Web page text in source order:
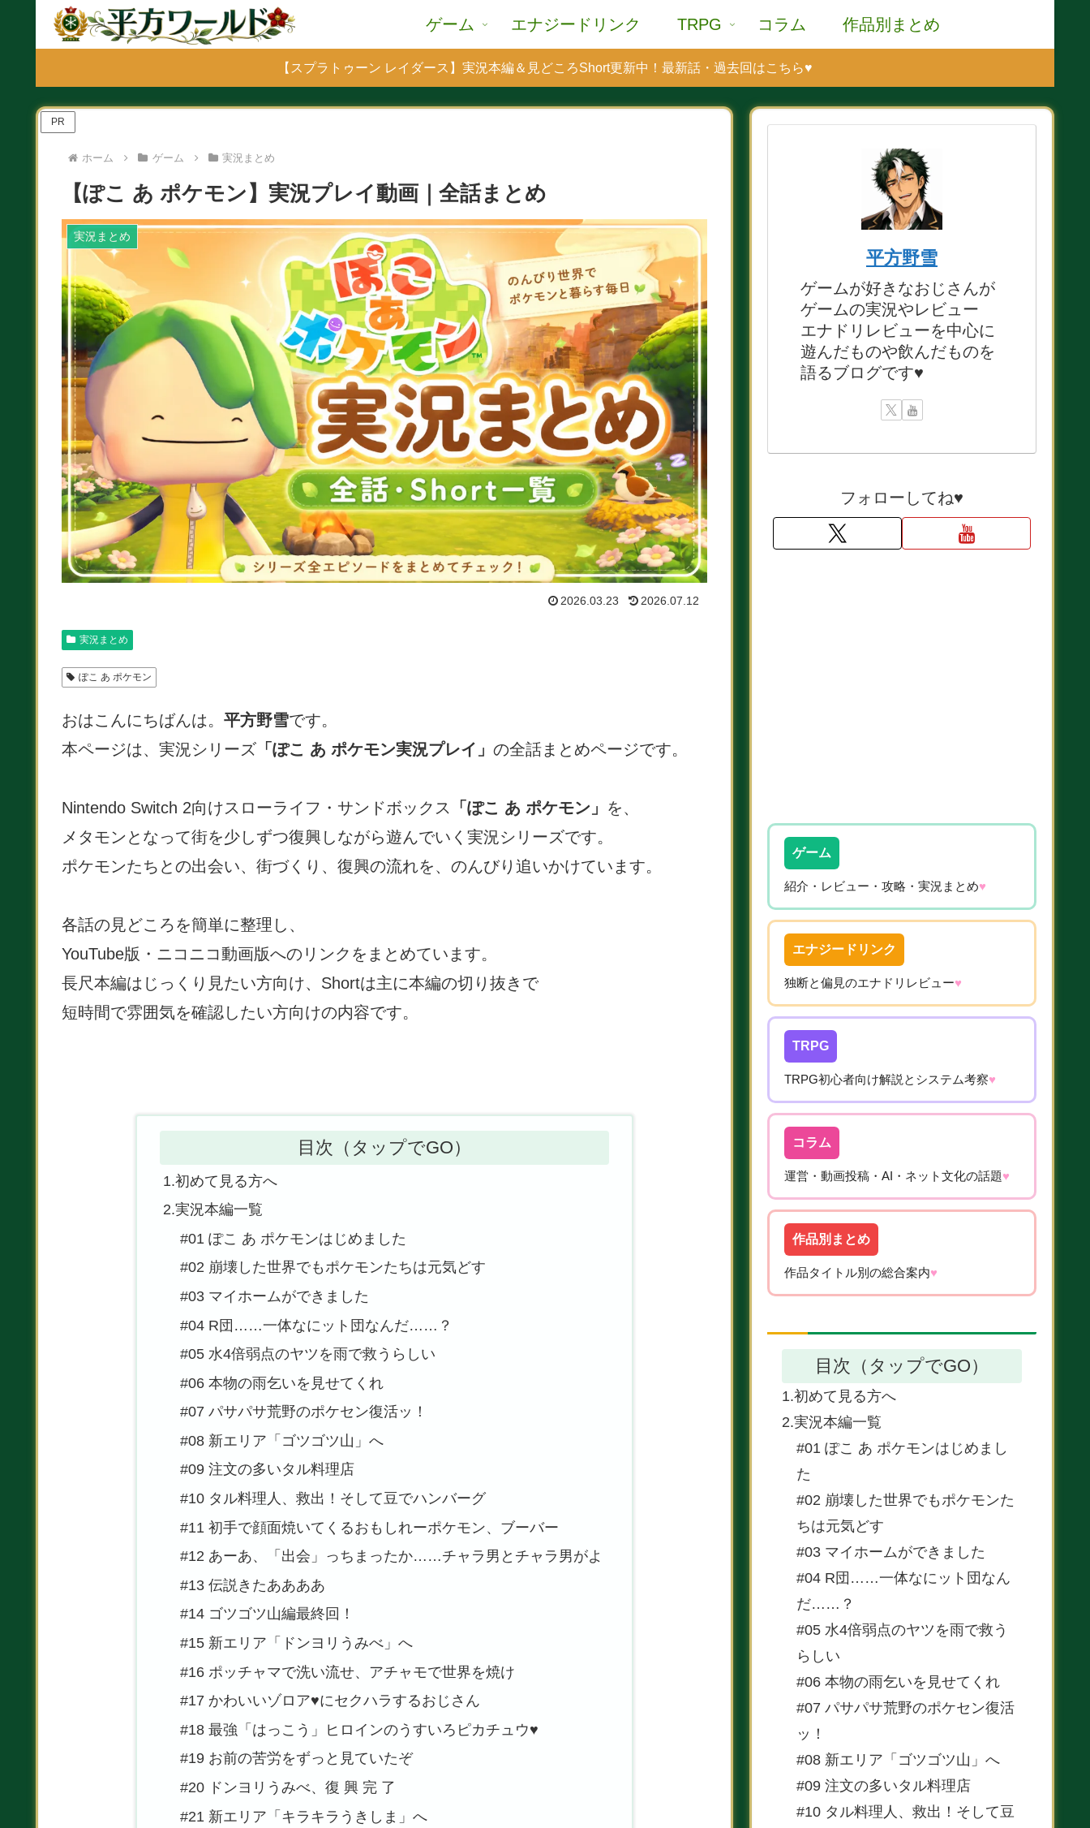
ゲーム エナジードリンク TRPG コラム 作品別まとめ
【スプラトゥーン レイダース】実況本編＆見どころShort更新中！最新話・過去回はこちら♥
PR
ホーム ゲーム 実況まとめ
【ぽこ あ ポケモン】実況プレイ動画｜全話まとめ
実況まとめ
2026.03.23 2026.07.12
実況まとめ
ぽこ あ ポケモン
おはこんにちばんは。 平方野雪です。
本ページは、実況シリーズ 「ぽこ あ ポケモン実況プレイ」 の全話まとめページです。
Nintendo Switch 2向けスローライフ・サンドボックス 「ぽこ あ ポケモン」 を、
メタモンとなって街を少しずつ復興しながら遊んでいく実況シリーズです。
ポケモンたちとの出会い、街づくり、復興の流れを、のんびり追いかけています。
各話の見どころを簡単に整理し、
YouTube版・ニコニコ動画版へのリンクをまとめています。
長尺本編はじっくり見たい方向け、Shortは主に本編の切り抜きで
短時間で雰囲気を確認したい方向けの内容です。
目次（タップでGO）
1.初めて見る方へ
2.実況本編一覧
#01 ぽこ あ ポケモンはじめました
#02 崩壊した世界でもポケモンたちは元気どす
#03 マイホームができました
#04 R団……一体なにット団なんだ……？
#05 水4倍弱点のヤツを雨で救うらしい
#06 本物の雨乞いを見せてくれ
#07 パサパサ荒野のポケセン復活ッ！
#08 新エリア「ゴツゴツ山」へ
#09 注文の多いタル料理店
#10 タル料理人、救出！そして豆でハンバーグ
#11 初手で顔面焼いてくるおもしれーポケモン、ブーバー
#12 あーあ、「出会」っちまったか……チャラ男とチャラ男がよ
#13 伝説きたああああ
#14 ゴツゴツ山編最終回！
#15 新エリア「ドンヨリうみべ」へ
#16 ポッチャマで洗い流せ、アチャモで世界を焼け
#17 かわいいゾロア♥にセクハラするおじさん
#18 最強「はっこう」ヒロインのうすいろピカチュウ♥
#19 お前の苦労をずっと見ていたぞ
#20 ドンヨリうみべ、復 興 完 了
#21 新エリア「キラキラうきしま」へ
平方野雪
ゲームが好きなおじさんが
ゲームの実況やレビュー
エナドリレビューを中心に
遊んだものや飲んだものを
語るブログです♥
フォローしてね♥
ゲーム
紹介・レビュー・攻略・実況まとめ♥
エナジードリンク
独断と偏見のエナドリレビュー♥
TRPG
TRPG初心者向け解説とシステム考察♥
コラム
運営・動画投稿・AI・ネット文化の話題♥
作品別まとめ
作品タイトル別の総合案内♥
目次（タップでGO）
1.初めて見る方へ
2.実況本編一覧
#01 ぽこ あ ポケモンはじめまし
た
#02 崩壊した世界でもポケモンた
ちは元気どす
#03 マイホームができました
#04 R団……一体なにット団なん
だ……？
#05 水4倍弱点のヤツを雨で救う
らしい
#06 本物の雨乞いを見せてくれ
#07 パサパサ荒野のポケセン復活
ッ！
#08 新エリア「ゴツゴツ山」へ
#09 注文の多いタル料理店
#10 タル料理人、救出！そして豆